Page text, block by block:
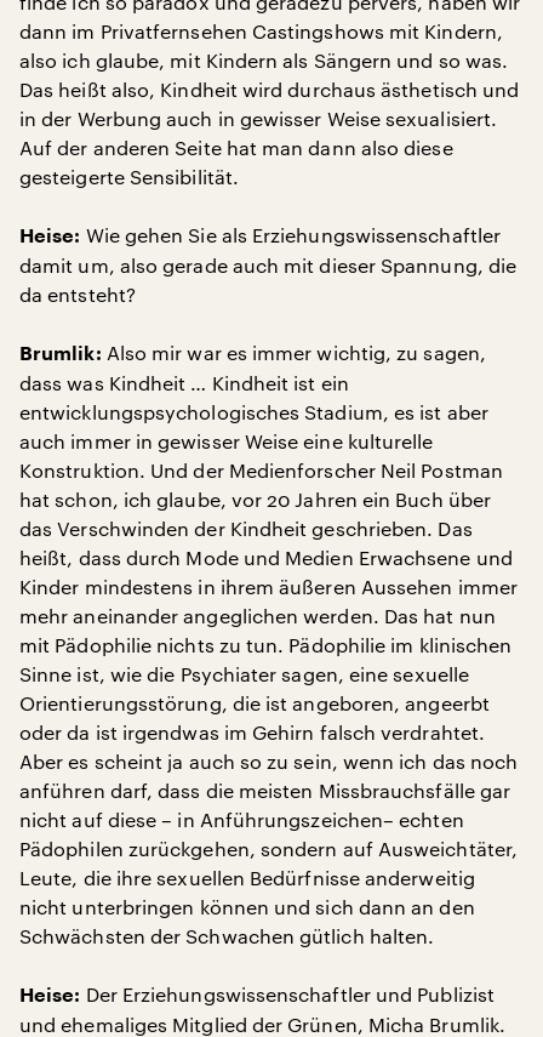
dann im Privatfernsehen Castingshows mit Kindern,
also ich glaube, mit Kindern als Sängern und so was.
Das heißt also, Kindheit wird durchaus ästhetisch und
in der Werbung auch in gewisser Weise sexualisiert.
Auf der anderen Seite hat man dann also diese
gesteigerte Sensibilität.
Heise: Wie gehen Sie als Erziehungswissenschaftler
damit um, also gerade auch mit dieser Spannung, die
da entsteht?
Brumlik: Also mir war es immer wichtig, zu sagen,
dass was Kindheit … Kindheit ist ein
entwicklungspsychologisches Stadium, es ist aber
auch immer in gewisser Weise eine kulturelle
Konstruktion. Und der Medienforscher Neil Postman
hat schon, ich glaube, vor 20 Jahren ein Buch über
das Verschwinden der Kindheit geschrieben. Das
heißt, dass durch Mode und Medien Erwachsene und
Kinder mindestens in ihrem äußeren Aussehen immer
mehr aneinander angeglichen werden. Das hat nun
mit Pädophilie nichts zu tun. Pädophilie im klinischen
Sinne ist, wie die Psychiater sagen, eine sexuelle
Orientierungsstörung, die ist angeboren, angeerbt
oder da ist irgendwas im Gehirn falsch verdrahtet.
Aber es scheint ja auch so zu sein, wenn ich das noch
anführen darf, dass die meisten Missbrauchsfälle gar
nicht auf diese – in Anführungszeichen– echten
Pädophilen zurückgehen, sondern auf Ausweichtäter,
Leute, die ihre sexuellen Bedürfnisse anderweitig
nicht unterbringen können und sich dann an den
Schwächsten der Schwachen gütlich halten.
Heise: Der Erziehungswissenschaftler und Publizist
und ehemaliges Mitglied der Grünen, Micha Brumlik.